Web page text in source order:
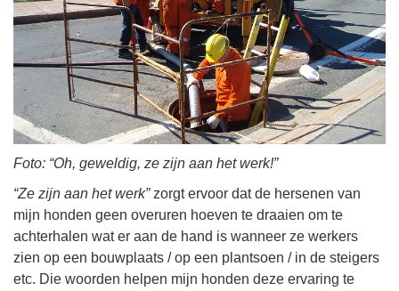
Foto: “Oh, geweldig, ze zijn aan het werk!”
“Ze zijn aan het werk”zorgt ervoor dat de hersenen van
mijn honden geen overuren hoeven te draaien om te
achterhalen wat er aan de hand is wanneer ze werkers
zien op een bouwplaats / op een plantsoen / in de steigers
etc. Die woorden helpen mijn honden deze ervaring te